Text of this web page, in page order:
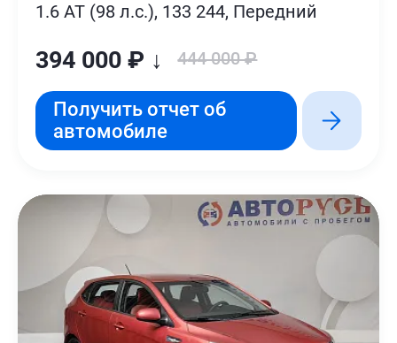
1.6 AT (98 л.с.), 133 244, Передний
394 000 ₽ ↓ 444 000 ₽
Получить отчет об
автомобиле